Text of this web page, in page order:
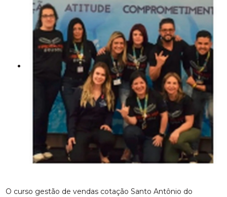
O curso gestão de vendas cotação Santo Antônio do